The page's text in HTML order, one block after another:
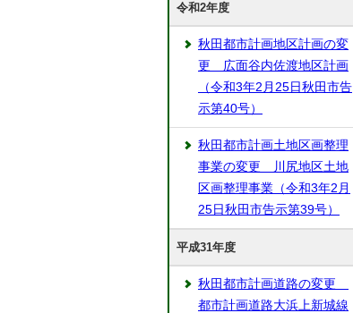
令和2年度
秋田都市計画地区計画の変
更 広面谷内佐渡地区計画
（令和3年2月25日秋田市告
示第40号）
秋田都市計画土地区画整理
事業の変更 川尻地区土地
区画整理事業（令和3年2月
25日秋田市告示第39号）
平成31年度
秋田都市計画道路の変更
都市計画道路大浜上新城線